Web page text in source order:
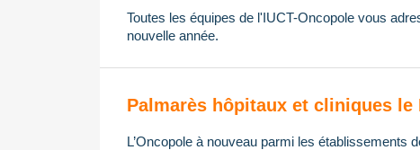
Toutes les équipes de l'IUCT-Oncopole vous
nouvelle année.
Palmarès hôpitaux et cliniques le
L’Oncopole à nouveau parmi les établissements